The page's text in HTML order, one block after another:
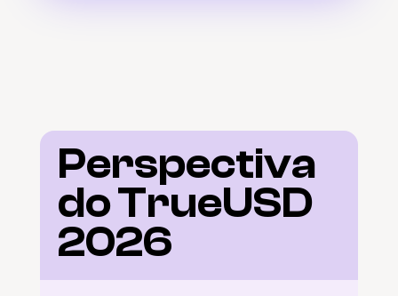
Perspectiva
do TrueUSD
2026